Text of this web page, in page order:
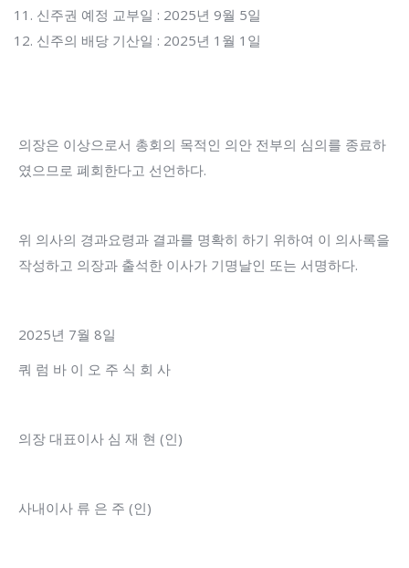
신주권 예정 교부일 : 2025년 9월 5일
신주의 배당 기산일 : 2025년 1월 1일
의장은 이상으로서 총회의 목적인 의안 전부의 심의를 종료하
였으므로 폐회한다고 선언하다.
위 의사의 경과요령과 결과를 명확히 하기 위하여 이 의사록을
작성하고 의장과 출석한 이사가 기명날인 또는 서명하다.
2025년 7월 8일
쿼 럼 바 이 오 주 식 회 사
의장 대표이사 심 재 현 (인)
사내이사 류 은 주 (인)